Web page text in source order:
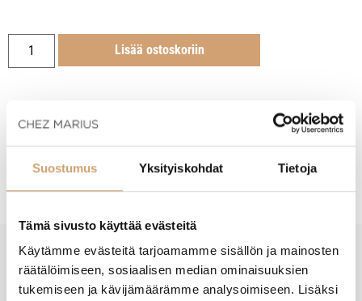
Suostumus Yksityiskohdat Tietoja
Tämä sivusto käyttää evästeitä
Käytämme evästeitä tarjoamamme sisällön ja mainosten
räätälöimiseen, sosiaalisen median ominaisuuksien
tukemiseen ja kävijämäärämme analysoimiseen. Lisäksi
Lisää ostoskoriin
Tuotekuvaus
- Tuotteesta ei ole vielä arvosteluja -
New content loaded